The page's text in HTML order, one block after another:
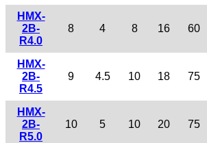
HMX-
2B-
R4.0
8 4 8 16 60
HMX-
2B-
R4.5
9 4.5 10 18 75
HMX-
2B-
R5.0
10 5 10 20 75